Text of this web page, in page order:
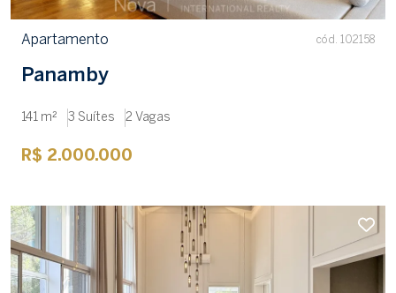
Apartamento cód. 102158
Panamby
141 m² 3 Suítes 2 Vagas
R$ 2.000.000